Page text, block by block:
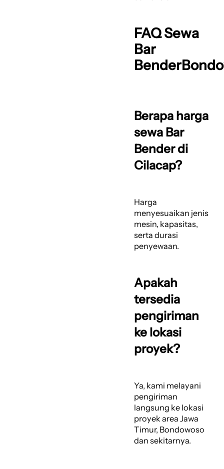
FAQ Sewa
Bar
Berapa harga
sewa Bar
Bender di
Cilacap?
Harga
menyesuaikan jenis
mesin, kapasitas,
serta durasi
penyewaan.
Apakah
tersedia
pengiriman
ke lokasi
proyek?
Ya, kami melayani
pengiriman
langsung ke lokasi
proyek area Jawa
Timur, Bondowoso
dan sekitarnya.